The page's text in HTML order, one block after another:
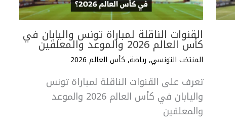
القنوات الناقلة لمباراة تونس واليابان في
كأس العالم 2026 والموعد والمعلقين
المنتخب التونسي, رياضة, كأس العالم 2026
تعرف على القنوات الناقلة لمباراة تونس
واليابان في كأس العالم 2026 والموعد
والمعلقين